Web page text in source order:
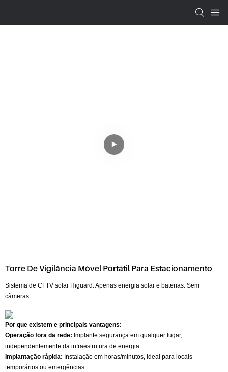
Torre De Vigilância Móvel Portátil Para Estacionamento
Sistema de CFTV solar Higuard: Apenas energia solar e baterias. Sem
câmeras.
Por que existem e principais vantagens:
Operação fora da rede: Implante segurança em qualquer lugar,
independentemente da infraestrutura de energia.
Implantação rápida: Instalação em horas/minutos, ideal para locais
temporários ou emergências.